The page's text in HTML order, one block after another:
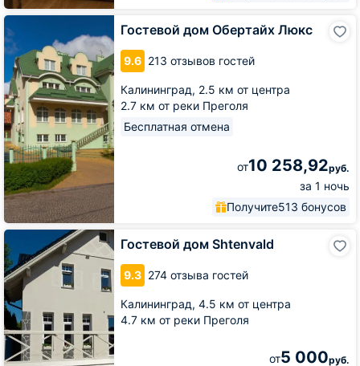
Гостевой дом Обертайх Люкс
9.6 213 отзывов гостей
Калининград, 2.5 км от центра
2.7 км от реки Преголя
Бесплатная отмена
от10 258,92руб.
за 1 ночь
Получите513 бонусов
Гостевой
дом
Обертайх
Люкс
Гостевой дом Shtenvald
9.3 274 отзыва гостей
Калининград, 4.5 км от центра
4.7 км от реки Преголя
от5 000руб.
Гостевой
дом
Shtenvald